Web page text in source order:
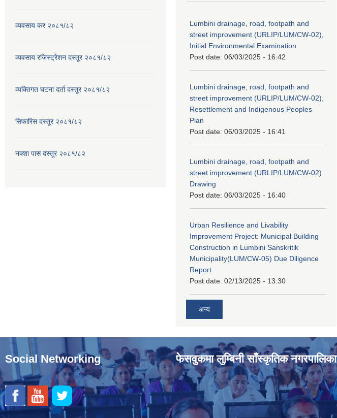
व्यवसाय कर २०८१/८२
व्यवसाय रजिस्ट्रेशन दस्तूर २०८१/८२
व्यक्तिगत घटना दर्ता दस्तूर २०८१/८२
सिफारिस दस्तूर २०८१/८२
नक्शा पास दस्तूर २०८१/८२
Lumbini drainage, road, footpath and
street improvement (URLIP/LUM/CW-02),
Initial Environmental Examination
Post date: 06/03/2025 - 16:42
Lumbini drainage, road, footpath and
street improvement (URLIP/LUM/CW-02),
Resettlement and Indigenous Peoples
Plan
Post date: 06/03/2025 - 16:41
Lumbini drainage, road, footpath and
street improvement (URLIP/LUM/CW-02)
Drawing
Post date: 06/03/2025 - 16:40
Urban Resilience and Livability
Improvement Project: Municipal Building
Construction in Lumbini Sanskritik
Municipality(LUM/CW-05) Due Diligence
Report
Post date: 02/13/2025 - 13:30
अन्य
Social Networking फेसवुकमा लुम्बिनी साँस्कृतिक नगरपालिका